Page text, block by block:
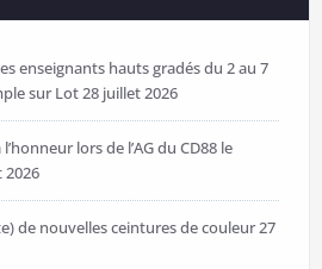
enseignants hauts gradés du 2 au 7
sur Lot28 juillet 2026
lors de l’AG du CD88 le
2026
de nouvelles ceintures de couleur27